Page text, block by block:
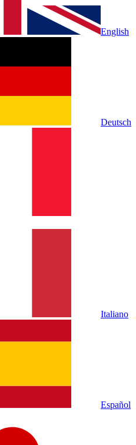
English
Deutsch
Italiano
Español